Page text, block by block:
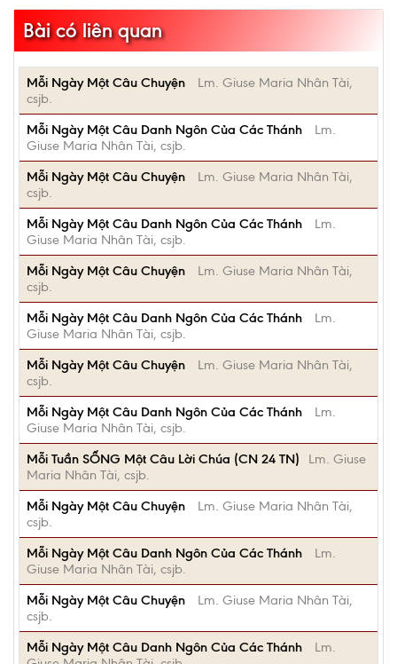
Bài có liên quan
Mỗi Ngày Một Câu Chuyện
Lm. Giuse Maria Nhân Tài,
csjb.
Mỗi Ngày Một Câu Danh Ngôn Của Các Thánh
Lm.
Giuse Maria Nhân Tài, csjb.
Mỗi Ngày Một Câu Chuyện
Lm. Giuse Maria Nhân Tài,
csjb.
Mỗi Ngày Một Câu Danh Ngôn Của Các Thánh
Lm.
Giuse Maria Nhân Tài, csjb.
Mỗi Ngày Một Câu Chuyện
Lm. Giuse Maria Nhân Tài,
csjb.
Mỗi Ngày Một Câu Danh Ngôn Của Các Thánh
Lm.
Giuse Maria Nhân Tài, csjb.
Mỗi Ngày Một Câu Chuyện
Lm. Giuse Maria Nhân Tài,
csjb.
Mỗi Ngày Một Câu Danh Ngôn Của Các Thánh
Lm.
Giuse Maria Nhân Tài, csjb.
Mỗi Tuần SỐNG Một Câu Lời Chúa (CN 24 TN)
Lm. Giuse
Maria Nhân Tài, csjb.
Mỗi Ngày Một Câu Chuyện
Lm. Giuse Maria Nhân Tài,
csjb.
Mỗi Ngày Một Câu Danh Ngôn Của Các Thánh
Lm.
Giuse Maria Nhân Tài, csjb.
Mỗi Ngày Một Câu Chuyện
Lm. Giuse Maria Nhân Tài,
csjb.
Mỗi Ngày Một Câu Danh Ngôn Của Các Thánh
Lm.